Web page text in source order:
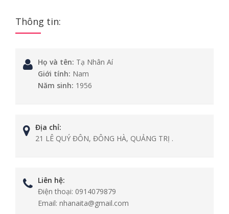
Thông tin:
Họ và tên: Tạ Nhân Aí
Giới tính: Nam
Năm sinh: 1956
Địa chỉ:
21 LÊ QUÝ ĐÔN, ĐÔNG HÀ, QUẢNG TRỊ .
Liên hệ:
Điện thoại: 0914079879
Email: nhanaita@gmail.com